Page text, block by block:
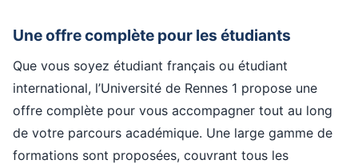
Une offre complète pour les étudiants
Que vous soyez étudiant français ou étudiant
international, l’Université de Rennes 1 propose une
offre complète pour vous accompagner tout au long
de votre parcours académique. Une large gamme de
formations sont proposées, couvrant tous les